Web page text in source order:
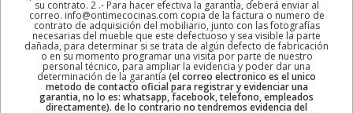
su contrato. 2 .- Para hacer efectiva la garantía, deberá enviar al
correo. info@ontimecocinas.com copia de la factura o numero de
contrato de adquisición del mobiliario, junto con las fotografías
necesarias del mueble que este defectuoso y sea visible la parte
dañada, para determinar si se trata de algún defecto de fabricación
o en su momento programar una visita por parte de nuestro
personal técnico, para ampliar la evidencia y poder dar una
determinación de la garantía (el correo electronico es el unico
metodo de contacto oficial para registrar y evidenciar una
garantia, no lo es: whatsapp, facebook, telefono, empleados
directamente). de lo contrario no tendremos evidencia del